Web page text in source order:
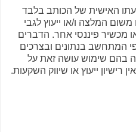
האישית של הכותב בלבד
משום המלצה ו/או ייעוץ לגבי
מכשיר פיננסי אחר. הדברים
המתחשב בנתונים ובצרכים
בהם שימוש עושה זאת על
רישיון ייעוץ או שיווק השקעות.